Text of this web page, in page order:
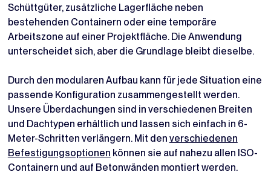
Schüttgüter, zusätzliche Lagerfläche neben
bestehenden Containern oder eine temporäre
Arbeitszone auf einer Projektfläche. Die Anwendung
unterscheidet sich, aber die Grundlage bleibt dieselbe.
Durch den modularen Aufbau kann für jede Situation eine
passende Konfiguration zusammengestellt werden.
Unsere Überdachungen sind in verschiedenen Breiten
und Dachtypen erhältlich und lassen sich einfach in 6-
Meter-Schritten verlängern. Mit den verschiedenen
Befestigungsoptionen können sie auf nahezu allen ISO-
Containern und auf Betonwänden montiert werden.